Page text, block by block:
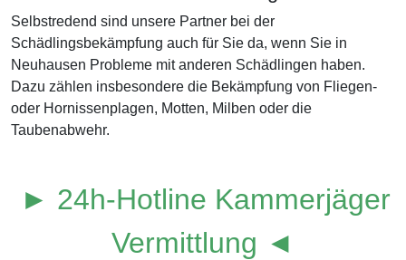
Selbstredend sind unsere Partner bei der
Schädlingsbekämpfung auch für Sie da, wenn Sie in
Neuhausen Probleme mit anderen Schädlingen haben.
Dazu zählen insbesondere die Bekämpfung von Fliegen-
oder Hornissenplagen, Motten, Milben oder die
Taubenabwehr.
► 24h-Hotline Kammerjäger
Vermittlung ◄